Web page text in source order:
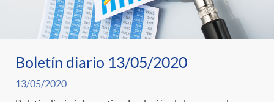
Boletín diario 13/05/2020
13/05/2020